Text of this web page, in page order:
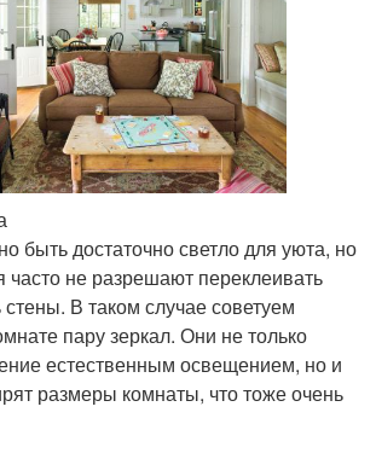
быть достаточно светло для уюта, но
не разрешают переклеивать
В таком случае советуем
пару зеркал. Они не только
естественным освещением, но и
размеры комнаты, что тоже очень